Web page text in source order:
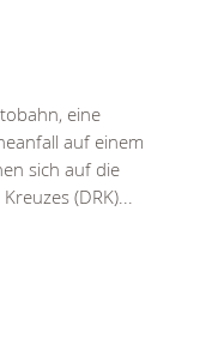
eine
auf einem
sich auf die
(DRK)...